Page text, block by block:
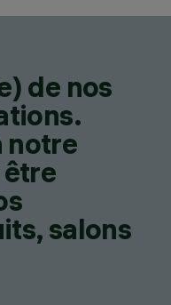
de nos
notre
salons